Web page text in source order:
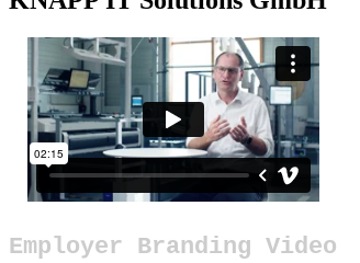
Employer Branding Video